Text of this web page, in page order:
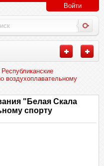
Войти
Республиканские
воздухоплавательному
"Белая Скала
спорту